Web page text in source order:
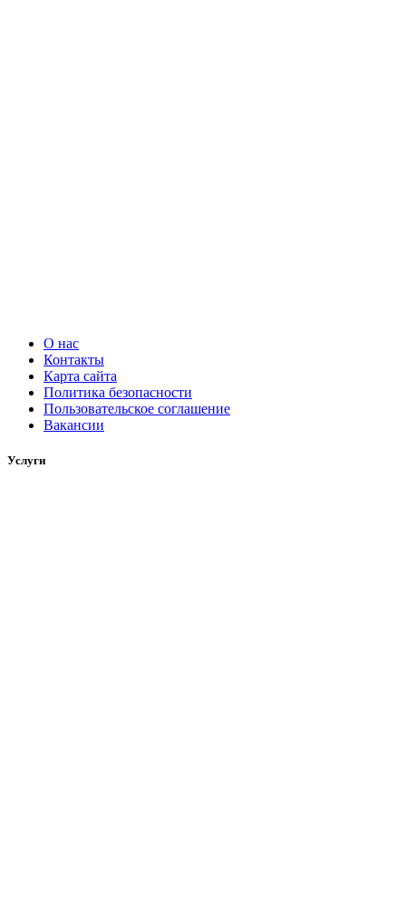
О нас
Контакты
Карта сайта
Политика безопасности
Пользовательское соглашение
Вакансии
Услуги